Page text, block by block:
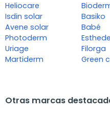
Heliocare
Isdin solar
Avene solar
Photoderm
Uriage
Martiderm
Basiko
Babé
Filorga
Green
Otras marcas